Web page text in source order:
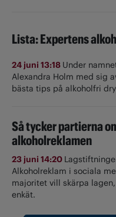
Lista: Expertens
24 juni 13:18 Under
Alexandra Holm med sig
bästa tips på alkoholfri
Så tycker partierna
alkoholreklamen
23 juni 14:20
Alkoholreklam i sociala
majoritet vill skärpa
enkät.